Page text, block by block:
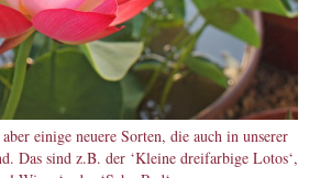
einige neuere Sorten, die auch in unserer
Das sind z.B. der ‘Kleine dreifarbige Lotos‘,